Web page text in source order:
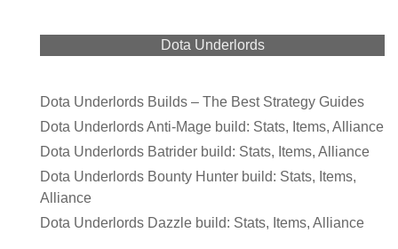
Dota Underlords
Dota Underlords Builds – The Best Strategy Guides
Dota Underlords Anti-Mage build: Stats, Items, Alliance
Dota Underlords Batrider build: Stats, Items, Alliance
Dota Underlords Bounty Hunter build: Stats, Items,
Alliance
Dota Underlords Dazzle build: Stats, Items, Alliance